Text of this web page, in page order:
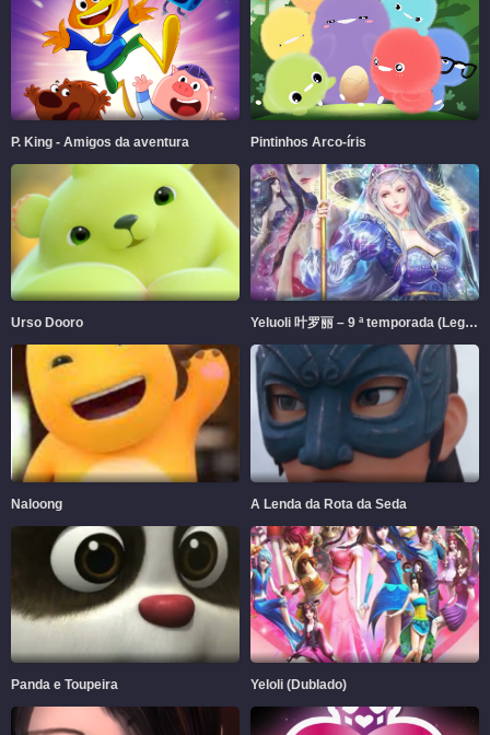
P. King - Amigos da aventura Pintinhos Arco-íris
Urso Dooro Yeluoli 叶罗丽 – 9 ª temporada (Legendado)
Naloong A Lenda da Rota da Seda
Panda e Toupeira Yeloli (Dublado)